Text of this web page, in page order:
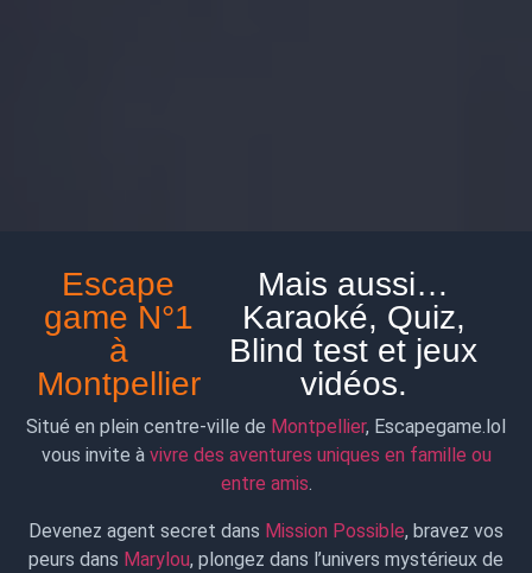
Escape
game N°1
à
Montpellier
Mais aussi…
Karaoké, Quiz,
Blind test et jeux
vidéos.
Situé en plein centre-ville de Montpellier, Escapegame.lol
vous invite à vivre des aventures uniques en famille ou
entre amis.
Devenez agent secret dans Mission Possible, bravez vos
peurs dans Marylou, plongez dans l’univers mystérieux de